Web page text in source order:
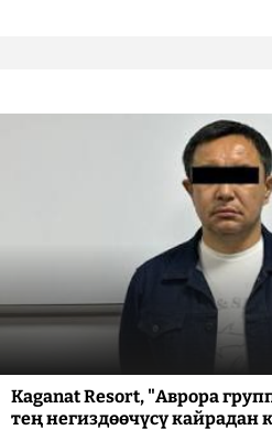
Kaganat Resort, "Аврора
тең негиздөөчүсү кайрадан